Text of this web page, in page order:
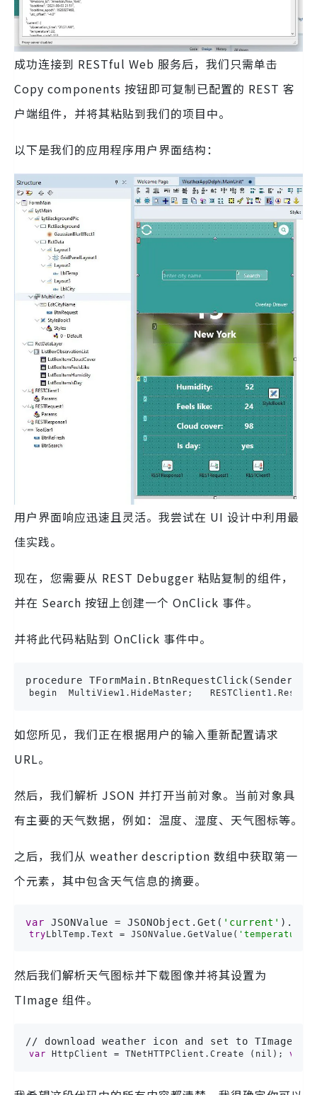
成功连接到 RESTful Web 服务后，我们只需单击
Copy components 按钮即可复制已配置的 REST 客
户端组件，并将其粘贴到我们的项目中。
以下是我们的应用程序用户界面结构：
用户界面响应迅速且灵活。我尝试在 UI 设计中利用最
佳实践。
现在，您需要从 REST Debugger 粘贴复制的组件，
并在 Search 按钮上创建一个 OnClick 事件。
并将此代码粘贴到 OnClick 事件中。
procedure TFormMain . BtnRequestClick ( Sender
begin MultiView1 . HideMaster ; RESTClient1 .
如您所见，我们正在根据用户的输入重新配置请求
URL。
然后，我们解析 JSON 并打开当前对象。当前对象具
有主要的天气数据，例如：温度、湿度、天气图标等。
之后，我们从 weather description 数组中获取第一
个元素，其中包含天气信息的摘要。
var JSONValue = JSONObject . Get ( 'current' ).
try LblTemp . Text = JSONValue . GetValue ( 'temperature'
然后我们解析天气图标并下载图像并将其设置为
TImage 组件。
// download weather icon and set to TImage
var HttpClient = TNetHTTPClient . Create ( nil ); var